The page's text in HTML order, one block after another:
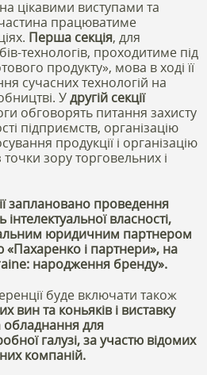
цікавими виступами та
працюватиме
Перша секція, для
технологів, проходитиме під
продукту», мова в ході її
сучасних технологій на
Удругій секції
обговорять питання захисту
підприємств, організацію
продукції і організацію
зору торговельних і
заплановано проведення
власності,
юридичним партнером
«Пахаренко і партнери», на
народження бренду».
буде включати також
вин та коньяків і виставку
обладнання для
галузі, за участю відомих
компаній.